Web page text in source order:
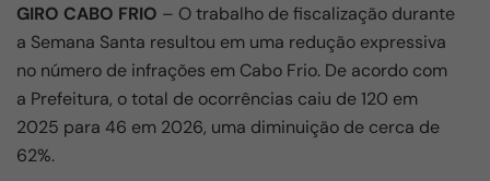
GIRO CABO FRIO – O trabalho de fiscalização durante
a Semana Santa resultou em uma redução expressiva
no número de infrações em Cabo Frio. De acordo com
a Prefeitura, o total de ocorrências caiu de 120 em
2025 para 46 em 2026, uma diminuição de cerca de
62%.